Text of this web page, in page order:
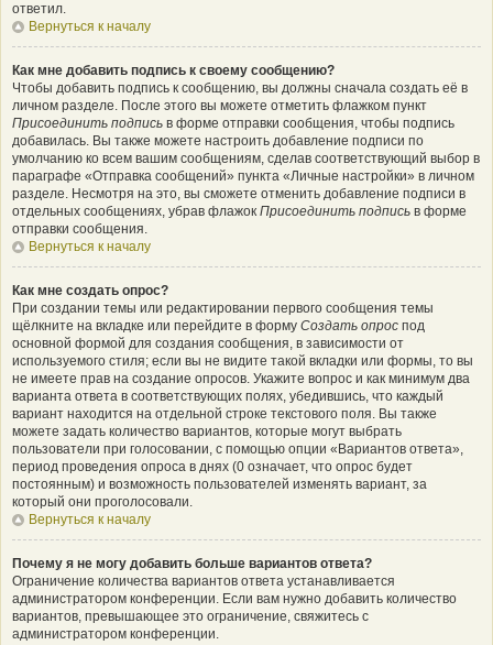
ответил.
Вернуться к началу
Как мне добавить подпись к своему сообщению?
Чтобы добавить подпись к сообщению, вы должны сначала создать её в
личном разделе. После этого вы можете отметить флажком пункт
Присоединить подпись в форме отправки сообщения, чтобы подпись
добавилась. Вы также можете настроить добавление подписи по
умолчанию ко всем вашим сообщениям, сделав соответствующий выбор в
параграфе «Отправка сообщений» пункта «Личные настройки» в личном
разделе. Несмотря на это, вы сможете отменить добавление подписи в
отдельных сообщениях, убрав флажок Присоединить подпись в форме
отправки сообщения.
Вернуться к началу
Как мне создать опрос?
При создании темы или редактировании первого сообщения темы
щёлкните на вкладке или перейдите в форму Создать опрос под
основной формой для создания сообщения, в зависимости от
используемого стиля; если вы не видите такой вкладки или формы, то вы
не имеете прав на создание опросов. Укажите вопрос и как минимум два
варианта ответа в соответствующих полях, убедившись, что каждый
вариант находится на отдельной строке текстового поля. Вы также
можете задать количество вариантов, которые могут выбрать
пользователи при голосовании, с помощью опции «Вариантов ответа»,
период проведения опроса в днях (0 означает, что опрос будет
постоянным) и возможность пользователей изменять вариант, за
который они проголосовали.
Вернуться к началу
Почему я не могу добавить больше вариантов ответа?
Ограничение количества вариантов ответа устанавливается
администратором конференции. Если вам нужно добавить количество
вариантов, превышающее это ограничение, свяжитесь с
администратором конференции.